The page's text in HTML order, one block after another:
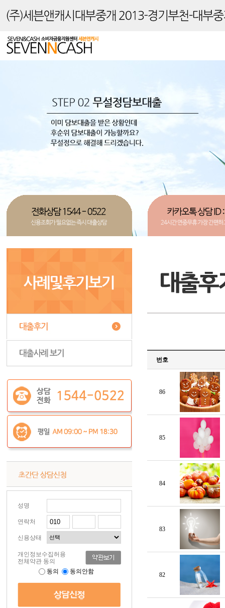
성명
연락처
신용상태
개인정보수집허용
전체약관 동의
동의
동의안함
번호
86
85
84
83
82